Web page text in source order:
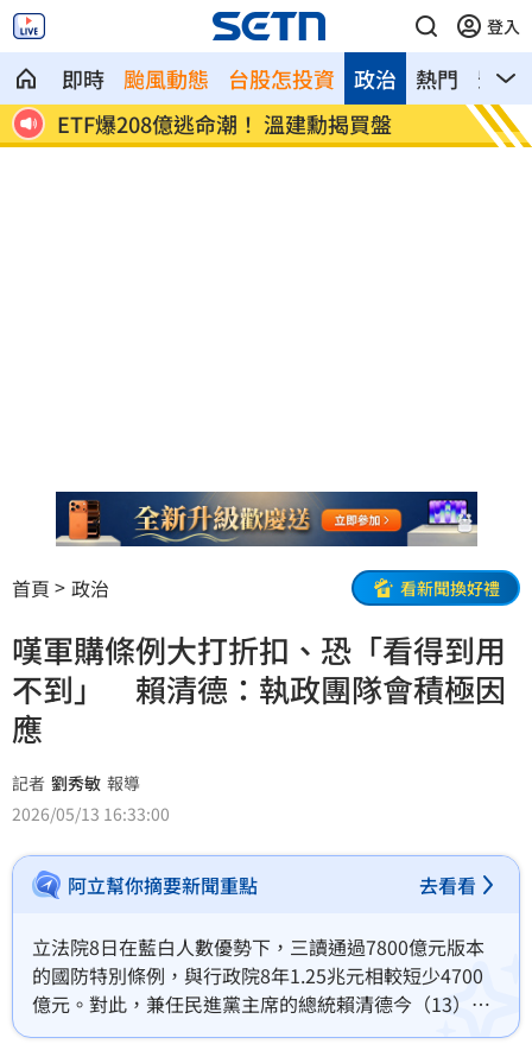
登入
即時 颱風動態 台股怎投資 熱門 影音
政治
ETF爆208億逃命潮！ 溫建勳揭買盤
記憶
牛！
首頁 政治 看新聞換好禮
嘆軍購條例大打折扣、恐「看得到用
不到」 賴清德：執政團隊會積極因
應
記者 劉秀敏 報導
2026/05/13 16:33:00
阿立幫你摘要新聞重點 去看看
立法院8日在藍白人數優勢下，三讀通過7800億元版本
的國防特別條例，與行政院8年1.25兆元相較短少4700
億元。對此，兼任民進黨主席的總統賴清德今（13）日
在中執會中指出，這是一份大打折扣、缺乏整體性的版